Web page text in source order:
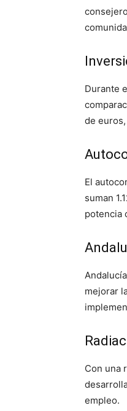
Durante
de
El
suman
potencia
mejorar
Con una
empleo.